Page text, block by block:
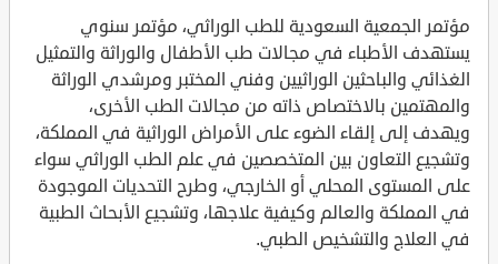
مؤتمر الجمعية السعودية للطب الوراثي، مؤتمر سنوي
يستهدف الأطباء في مجالات طب الأطفال والوراثة والتمثيل
الغذائي والباحثين الوراثيين وفني المختبر ومرشدي الوراثة
والمهتمين بالاختصاص ذاته من مجالات الطب الأخرى،
ويهدف إلى إلقاء الضوء على الأمراض الوراثية في المملكة،
وتشجيع التعاون بين المتخصصين في علم الطب الوراثي سواء
على المستوى المحلي أو الخارجي، وطرح التحديات الموجودة
في المملكة والعالم وكيفية علاجها، وتشجيع الأبحاث الطبية
في العلاج والتشخيص الطبي.